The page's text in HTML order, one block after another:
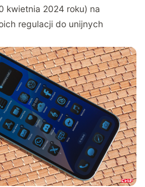
kwietnia 2024 roku) na
regulacji do unijnych